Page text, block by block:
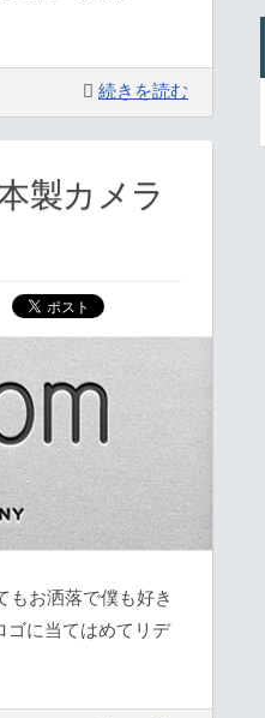
続きを読む
製カメラ
もお洒落で僕も好き
ゴに当てはめてリデ